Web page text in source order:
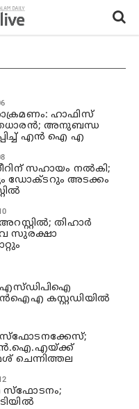
ഹാഫിസ്
അനുബന്ധ
എന്‍ ഐ എ
സഹായം നല്‍കി;
ഡോക്ടറും അടക്കം
തിഹാർ
സുരക്ഷാ
എസ്ഡിപിഐ
കസ്റ്റഡിയില്‍
ചെന്നിത്തല
സ്‌ഫോടനം;